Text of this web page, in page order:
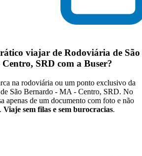
viajar de Rodoviária de São
SRD com a Buser?
na rodoviária ou um ponto exclusivo da
São Bernardo - MA - Centro, SRD. No
apenas de um documento com foto e não
Viaje sem filas e sem burocracias.